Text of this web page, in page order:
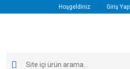
Hoşgeldiniz Giriş Yap